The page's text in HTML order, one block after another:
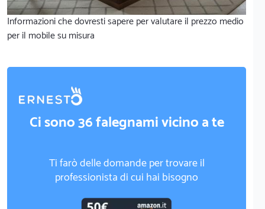
Informazioni che dovresti sapere per valutare il prezzo medio
per il mobile su misura
Ci sono 36 falegnami vicino a te
Ti farò delle domande per trovare il
professionista di cui hai bisogno